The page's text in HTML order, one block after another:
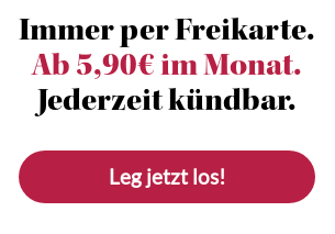
Immer per Freikarte.
Ab 5,90€ im Monat.
Jederzeit kündbar.
Leg jetzt los!